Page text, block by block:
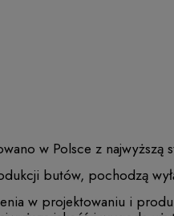
w Polsce z najwyższą
butów, pochodzą
w projektowaniu i